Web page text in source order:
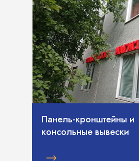
Панель-кронштейны и
консольные вывески